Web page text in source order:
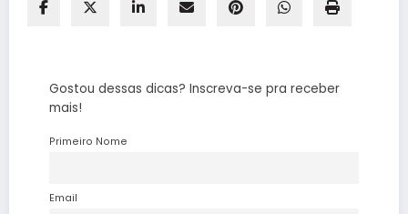
Gostou dessas dicas? Inscreva-se pra receber
mais!
Primeiro Nome
Email